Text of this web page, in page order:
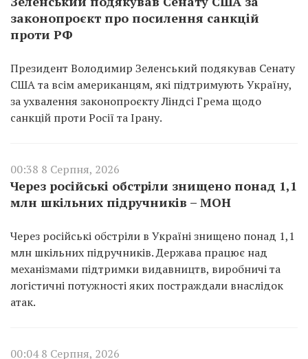
законопроєкт про посилення санкцій
проти РФ
Президент Володимир Зеленський подякував Сенату
США та всім американцям, які підтримують Україну,
за ухвалення законопроєкту Ліндсі Грема щодо
санкцій проти Росії та Ірану.
00:38 8 Серпня, 2026
Через російські обстріли знищено понад 1,1
млн шкільних підручників – МОН
Через російські обстріли в Україні знищено понад 1,1
млн шкільних підручників. Держава працює над
механізмами підтримки видавництв, виробничі та
логістичні потужності яких постраждали внаслідок
атак.
00:04 8 Серпня, 2026